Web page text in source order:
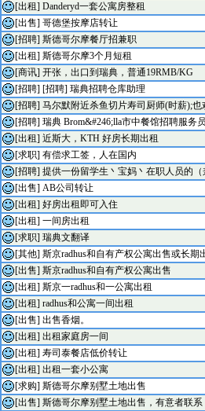
[出租] Danderyd一套公寓房整租
[出售] 哥德堡按摩店转让
[招聘] 斯德哥尔摩餐厅招兼职
[出租] 斯德哥尔摩3个月短租
[商讯] 开张，出口到瑞典，普通19RMB/KG
[招聘] [招聘] 瑞典招聘仓库助理
[招聘] 马尔默附近杀鱼切片寿司厨师(时薪);也
[招聘] 瑞典 Brom&#246;lla市中餐馆招聘服务员
[出租] 近斯大，KTH 好房长期出租
[求职] 有偿求工签，人在国内
[招聘] 提供一份留学生丶宝妈丶在职人员的（
[出售] AB公司转让
[出租] 好房出租即可入住
[出租] 一间房出租
[求职] 瑞典文翻译
[其他] 斯京radhus和自有产权公寓出售或长期
[出售] 斯京radhus和自有产权公寓出售
[出租] 斯京一radhus和一公寓出租
[出租] radhus和公寓一间出租
[出售] 出售香烟。
[出租] 出租家庭房一间
[出租] 寿司泰餐店低价转让
[出租] 出租一套小公寓
[求购] 斯德哥尔摩别墅土地出售
[出售] 斯德哥尔摩别墅土地出售，有意者联系